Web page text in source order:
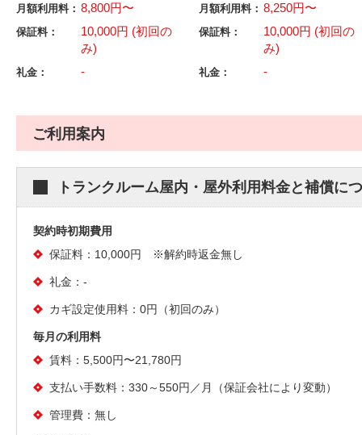
月額利用料： 8,800円〜
保証料：
10,000円 (初回の
み)
礼金： -
月額利用料： 8,250円〜
保証料：
10,000円 (初回の
み)
礼金： -
ご利用案内
トランクルーム屋内・屋外利用料金と補償に
契約時初期費用
保証料：10,000円 ※解約時返金無し
礼金：-
カギ設定使用料：0円（初回のみ）
毎月の利用料
賃料：5,500円〜21,780円
支払い手数料：330～550円／月（保証会社により変動）
管理費：無し